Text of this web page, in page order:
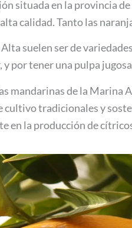
situada en la provincia
calidad. Tanto las
suelen ser de
y por tener una pulpa
mandarinas de la Marina
tradicionales y
en la producción de